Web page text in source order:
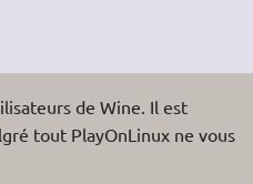
de Wine. Il est
tout PlayOnLinux ne vous